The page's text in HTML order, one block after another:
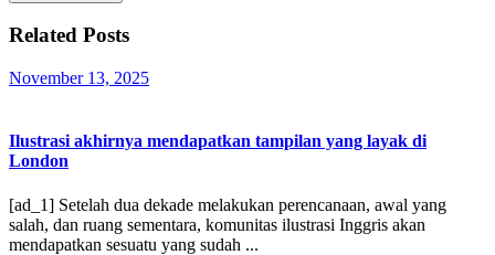
Related Posts
November 13, 2025November
Ilustrasi akhirnya mendapatkan tampilan yang layak di
London
[ad_1] Setelah dua dekade melakukan perencanaan, awal yang
salah, dan ruang sementara, komunitas ilustrasi Inggris akan
mendapatkan sesuatu yang sudah ...